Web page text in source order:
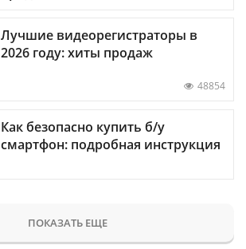
Лучшие видеорегистраторы в
2026 году: хиты продаж
48854
Как безопасно купить б/у
смартфон: подробная инструкция
ПОКАЗАТЬ ЕЩЕ